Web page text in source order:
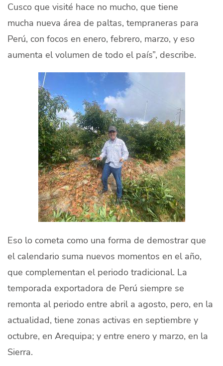
Cusco que visité hace no mucho, que tiene
mucha nueva área de paltas, tempraneras para
Perú, con focos en enero, febrero, marzo, y eso
aumenta el volumen de todo el país”, describe.
Eso lo cometa como una forma de demostrar que
el calendario suma nuevos momentos en el año,
que complementan el periodo tradicional. La
temporada exportadora de Perú siempre se
remonta al periodo entre abril a agosto, pero, en la
actualidad, tiene zonas activas en septiembre y
octubre, en Arequipa; y entre enero y marzo, en la
Sierra.